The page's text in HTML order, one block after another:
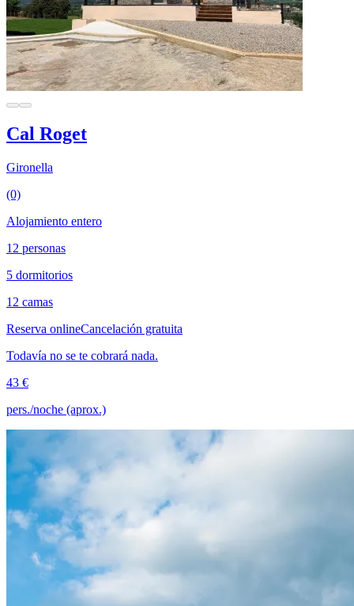
Cal Roget
Gironella
(0)
Alojamiento entero
12 personas
5 dormitorios
12 camas
Reserva onlineCancelación gratuita
Todavía no se te cobrará nada.
43 €
pers./noche (aprox.)